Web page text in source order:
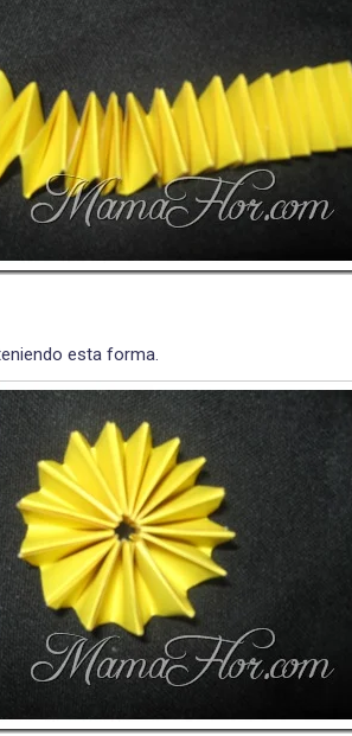
esta forma.